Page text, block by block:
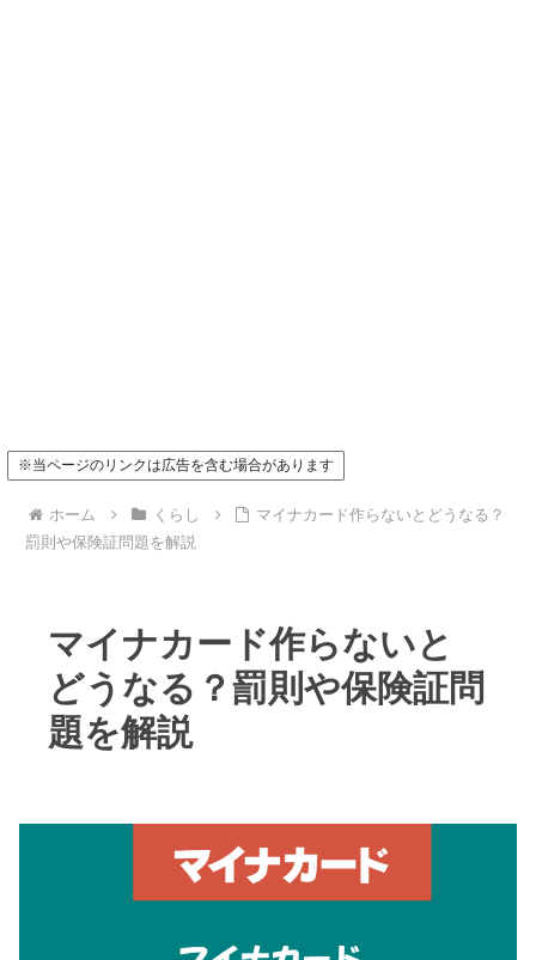
※当ページのリンクは広告を含む場合があります
ホーム くらし
マイナカード作らないとどうなる？
罰則や保険証問題を解説
マイナカード作らないと
どうなる？罰則や保険証問
題を解説